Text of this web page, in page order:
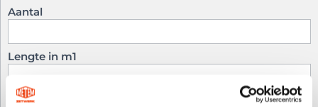
Aantal
Lengte in m1